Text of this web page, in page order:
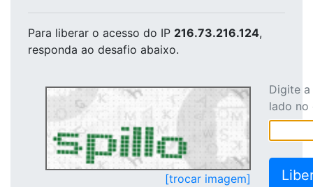
Para liberar o acesso do IP 216.73.216.124,
responda ao desafio abaixo.
[trocar imagem]
Digite
lado no